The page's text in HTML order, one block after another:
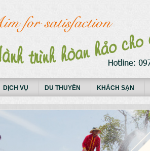
DỊCH VỤ DU THUYỀN KHÁCH SẠN